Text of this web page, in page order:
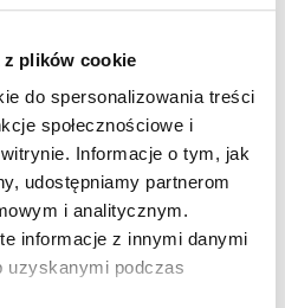
plików cookie
do spersonalizowania treści
społecznościowe i
Informacje o tym, jak
udostępniamy partnerom
i analitycznym.
informacje z innymi danymi
uzyskanymi podczas
wstrzymane między innymi
egzekucji. Na każdym
dłużnik może wnieść o
jednak powinien on
uzasadnienie lub
prawne, które umożliwią
wniosku. Może być to na
wierzycielem lub wniesienie